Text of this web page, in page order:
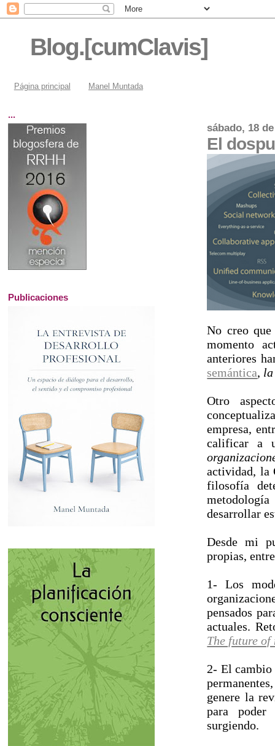
Blog.[cumClavis]
Página principal Manel Muntada
sábado, 18
El
No creo
momento
anteriores
semántica,
Otro
empresa,
calificar a
actividad, la
filosofía
desarrollar
Desde mi
propias,
1- Los
pensados
actuales.
The future of
2- El cambio
genere la
para poder
surgiendo.
...
Publicaciones